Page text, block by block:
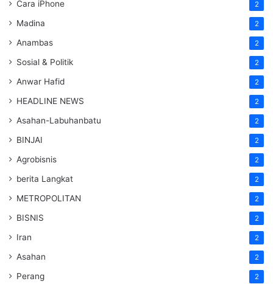
Cara iPhone 2
Madina 2
Anambas 2
Sosial & Politik 2
Anwar Hafid 2
HEADLINE NEWS 2
Asahan-Labuhanbatu 2
BINJAI 2
Agrobisnis 2
berita Langkat 2
METROPOLITAN 2
BISNIS 2
Iran 2
Asahan 2
Perang 2